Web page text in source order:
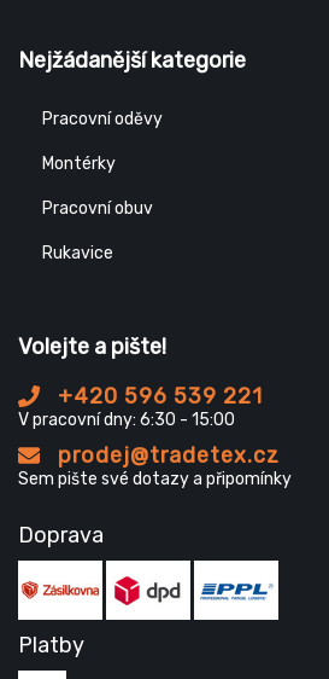
Nejžádanější kategorie
Pracovní oděvy
Montérky
Pracovní obuv
Rukavice
Volejte a pište!
+420 596 539 221
V pracovní dny: 6:30 - 15:00
prodej@tradetex.cz
Sem pište své dotazy a připomínky
Doprava
Platby